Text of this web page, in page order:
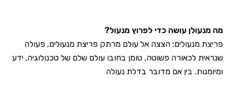
עושה כדי לפרוץ מנעול?
מנעולים: הצצה אל עולם מרתק פריצת מנעולים, פעולה
לכאורה פשוטה, טומן בחובו עולם שלם של טכנולוגיה, ידע
בין אם מדובר בדלת נעולה